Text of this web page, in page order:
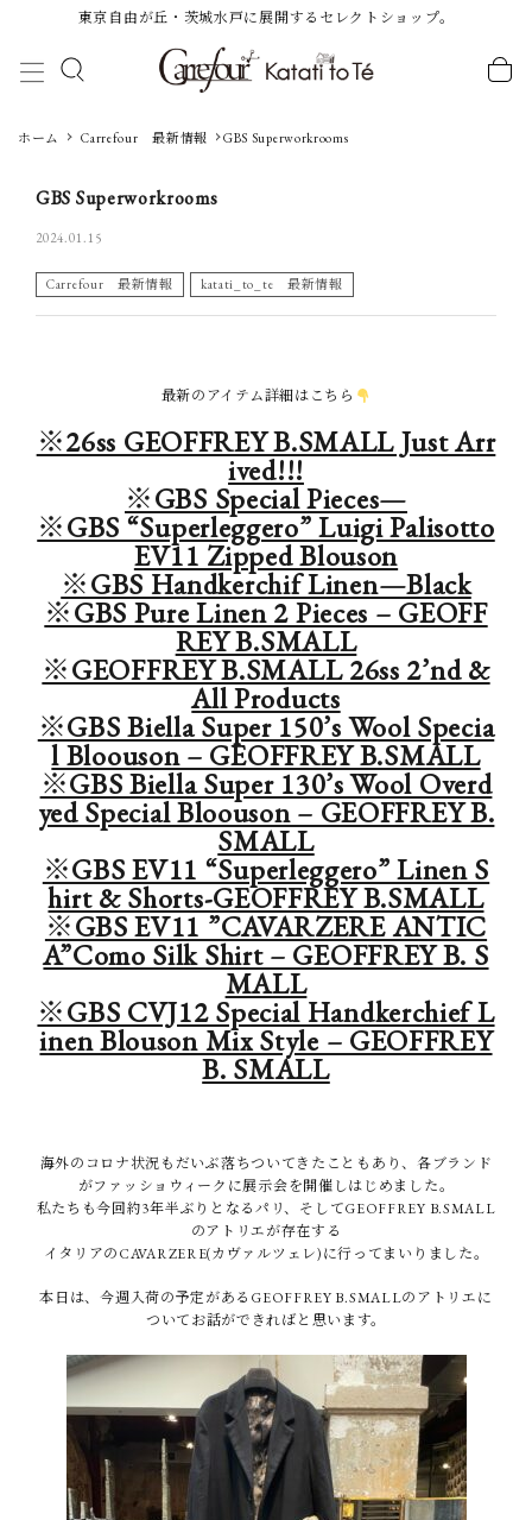
東京自由が丘・茨城水戸に展開するセレクトショップ。
Category
BRAND
Carrefour for MEN
Carrefour for WOMEN
Katati to Tè
ホーム Carrefour 最新情報 GBS Superworkrooms
GBS Superworkrooms
2024.01.15
Carrefour 最新情報 katati_to_te 最新情報
最新のアイテム詳細はこちら
※26ss GEOFFREY B.SMALL Just Arr
ived!!!
※GBS Special Pieces—
※GBS “Superleggero” Luigi Palisotto
EV11 Zipped Blouson
※GBS Handkerchif Linen—Black
※GBS Pure Linen 2 Pieces – GEOFF
REY B.SMALL
※GEOFFREY B.SMALL 26ss 2’nd &
All Products
※GBS Biella Super 150’s Wool Specia
l Bloouson – GEOFFREY B.SMALL
※GBS Biella Super 130’s Wool Overd
yed Special Bloouson – GEOFFREY B.
SMALL
※GBS EV11 “Superleggero” Linen S
hirt & Shorts-GEOFFREY B.SMALL
※GBS EV11 ”CAVARZERE ANTIC
A”Como Silk Shirt – GEOFFREY B. S
MALL
※GBS CVJ12 Special Handkerchief L
inen Blouson Mix Style – GEOFFREY
B. SMALL
海外のコロナ状況もだいぶ落ちついてきたこともあり、各ブランド
がファッショウィークに展示会を開催しはじめました。
私たちも今回約3年半ぶりとなるパリ、そしてGEOFFREY B.SMALL
のアトリエが存在する
イタリアのCAVARZERE(カヴァルツェレ)に行ってまいりました。
本日は、今週入荷の予定があるGEOFFREY B.SMALLのアトリエに
ついてお話ができればと思います。